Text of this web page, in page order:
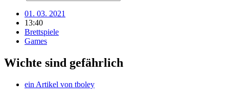
01. 03. 2021
13:40
Brettspiele
Games
Wichte sind gefährlich
ein Artikel von tboley